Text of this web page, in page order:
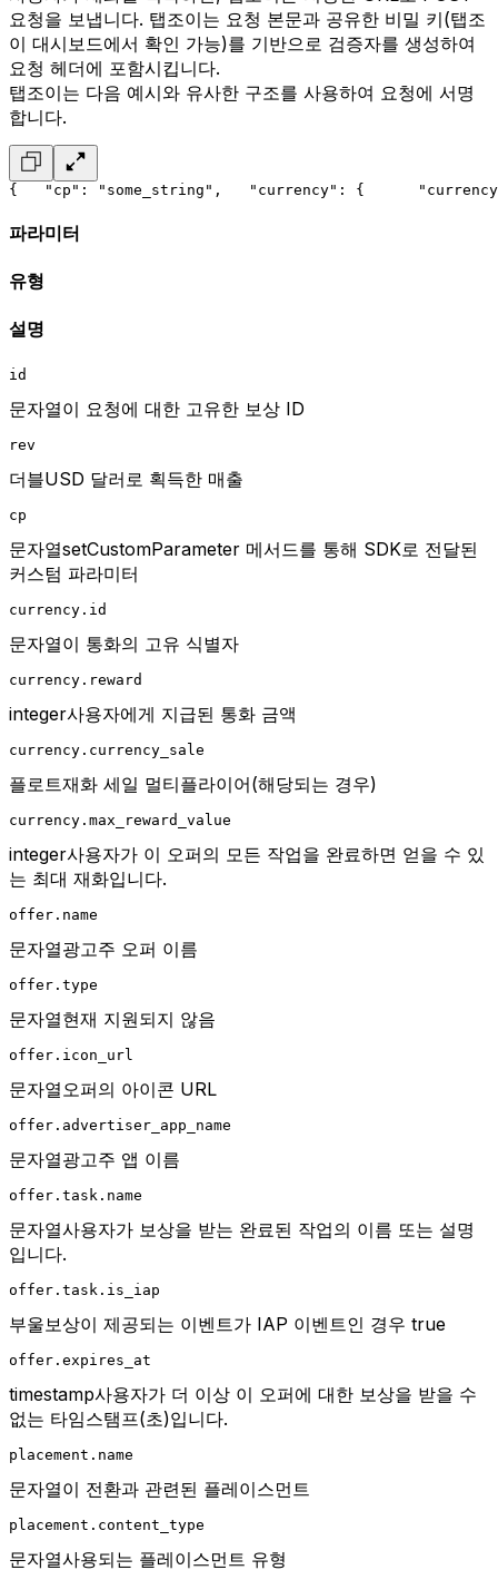
요청을 보냅니다. 탭조이는 요청 본문과 공유한 비밀 키(탭조
이 대시보드에서 확인 가능)를 기반으로 검증자를 생성하여
요청 헤더에 포함시킵니다.
탭조이는 다음 예시와 유사한 구조를 사용하여 요청에 서명
합니다.
{
   "cp": "some_string",
   "currency": {
파라미터
유형
설명
id
문자열이 요청에 대한 고유한 보상 ID
rev
더블USD 달러로 획득한 매출
cp
문자열setCustomParameter 메서드를 통해 SDK로 전달된
커스텀 파라미터
currency.id
문자열이 통화의 고유 식별자
currency.reward
integer사용자에게 지급된 통화 금액
currency.currency_sale
플로트재화 세일 멀티플라이어(해당되는 경우)
currency.max_reward_value
integer사용자가 이 오퍼의 모든 작업을 완료하면 얻을 수 있
는 최대 재화입니다.
offer.name
문자열광고주 오퍼 이름
offer.type
문자열현재 지원되지 않음
offer.icon_url
문자열오퍼의 아이콘 URL
offer.advertiser_app_name
문자열광고주 앱 이름
offer.task.name
문자열사용자가 보상을 받는 완료된 작업의 이름 또는 설명
입니다.
offer.task.is_iap
부울보상이 제공되는 이벤트가 IAP 이벤트인 경우 true
offer.expires_at
timestamp사용자가 더 이상 이 오퍼에 대한 보상을 받을 수
없는 타임스탬프(초)입니다.
placement.name
문자열이 전환과 관련된 플레이스먼트
placement.content_type
문자열사용되는 플레이스먼트 유형